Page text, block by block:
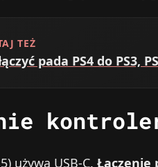
TEŻ
pada PS4 do PS3,
używa USB‑C. Łączenie